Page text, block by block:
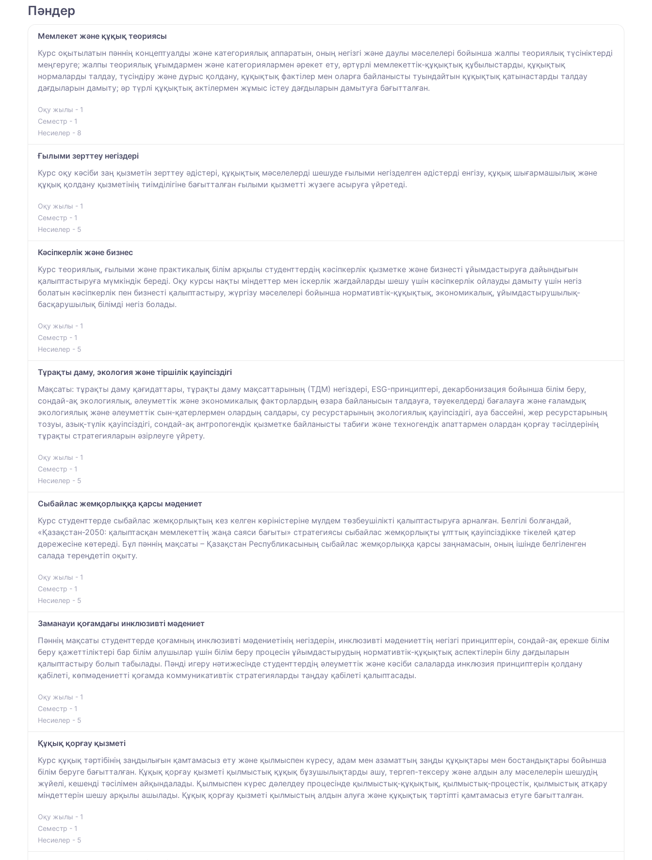
Пәндер
Мемлекет және құқық теориясы
Курс оқытылатын пәннің концептуалды және категориялық аппаратын, оның негізгі және даулы мәселелері бойынша жалпы теориялық түсініктерді
меңгеруге; жалпы теориялық ұғымдармен және категориялармен әрекет ету, әртүрлі мемлекеттік-құқықтық құбылыстарды, құқықтық
нормаларды талдау, түсіндіру және дұрыс қолдану, құқықтық фактілер мен оларға байланысты туындайтын құқықтық қатынастарды талдау
дағдыларын дамыту; әр түрлі құқықтық актілермен жұмыс істеу дағдыларын дамытуға бағытталған.
Оқу жылы - 1
Семестр - 1
Несиелер - 8
Ғылыми зерттеу негіздері
Курс оқу кәсіби заң қызметін зерттеу әдістері, құқықтық мәселелерді шешуде ғылыми негізделген әдістерді енгізу, құқық шығармашылық және
құқық қолдану қызметінің тиімділігіне бағытталған ғылыми қызметті жүзеге асыруға үйретеді.
Оқу жылы - 1
Семестр - 1
Несиелер - 5
Кәсіпкерлік және бизнес
Курс теориялық, ғылыми және практикалық білім арқылы студенттердің кәсіпкерлік қызметке және бизнесті ұйымдастыруға дайындығын
қалыптастыруға мүмкіндік береді. Оқу курсы нақты міндеттер мен іскерлік жағдайларды шешу үшін кәсіпкерлік ойлауды дамыту үшін негіз
болатын кәсіпкерлік пен бизнесті қалыптастыру, жүргізу мәселелері бойынша нормативтік-құқықтық, экономикалық, ұйымдастырушылық-
басқарушылық білімді негіз болады.
Оқу жылы - 1
Семестр - 1
Несиелер - 5
Тұрақты даму, экология және тіршілік қауіпсіздігі
Мақсаты: тұрақты даму қағидаттары, тұрақты даму мақсаттарының (ТДМ) негіздері, ESG-принциптері, декарбонизация бойынша білім беру,
сондай-ақ экологиялық, әлеуметтік және экономикалық факторлардың өзара байланысын талдауға, тәуекелдерді бағалауға және ғаламдық
экологиялық және әлеуметтік сын-қатерлермен олардың салдары, су ресурстарының экологиялық қауіпсіздігі, ауа бассейні, жер ресурстарының
тозуы, азық-түлік қауіпсіздігі, сондай-ақ антропогендік қызметке байланысты табиғи және техногендік апаттармен олардан қорғау тәсілдерінің
тұрақты стратегияларын әзірлеуге үйрету.
Оқу жылы - 1
Семестр - 1
Несиелер - 5
Сыбайлас жемқорлыққа қарсы мәдениет
Курс студенттерде сыбайлас жемқорлықтың кез келген көріністеріне мүлдем төзбеушілікті қалыптастыруға арналған. Белгілі болғандай,
«Қазақстан-2050: қалыптасқан мемлекеттің жаңа саяси бағыты» стратегиясы сыбайлас жемқорлықты ұлттық қауіпсіздікке тікелей қатер
дәрежесіне көтереді. Бұл пәннің мақсаты – Қазақстан Республикасының сыбайлас жемқорлыққа қарсы заңнамасын, оның ішінде белгіленген
салада тереңдетіп оқыту.
Оқу жылы - 1
Семестр - 1
Несиелер - 5
Заманауи қоғамдағы инклюзивті мәдениет
Пәннің мақсаты студенттерде қоғамның инклюзивті мәдениетінің негіздерін, инклюзивті мәдениеттің негізгі принциптерін, сондай-ақ ерекше білім
беру қажеттіліктері бар білім алушылар үшін білім беру процесін ұйымдастырудың нормативтік-құқықтық аспектілерін білу дағдыларын
қалыптастыру болып табылады. Пәнді игеру нәтижесінде студенттердің әлеуметтік және кәсіби салаларда инклюзия принциптерін қолдану
қабілеті, көпмәдениетті қоғамда коммуникативтік стратегияларды таңдау қабілеті қалыптасады.
Оқу жылы - 1
Семестр - 1
Несиелер - 5
Құқық қорғау қызметі
Курс құқық тәртібінің заңдылығын қамтамасыз ету және қылмыспен күресу, адам мен азаматтың заңды құқықтары мен бостандықтары бойынша
білім беруге бағытталған. Құқық қорғау қызметі қылмыстық құқық бұзушылықтарды ашу, тергеп-тексеру және алдын алу мәселелерін шешудің
жүйелі, кешенді тәсілімен айқындалады. Қылмыспен күрес дәлелдеу процесінде қылмыстық-құқықтық, қылмыстық-процестік, қылмыстық атқару
міндеттерін шешу арқылы ашылады. Құқық қорғау қызметі қылмыстың алдын алуға және құқықтық тәртіпті қамтамасыз етуге бағытталған.
Оқу жылы - 1
Семестр - 1
Несиелер - 5